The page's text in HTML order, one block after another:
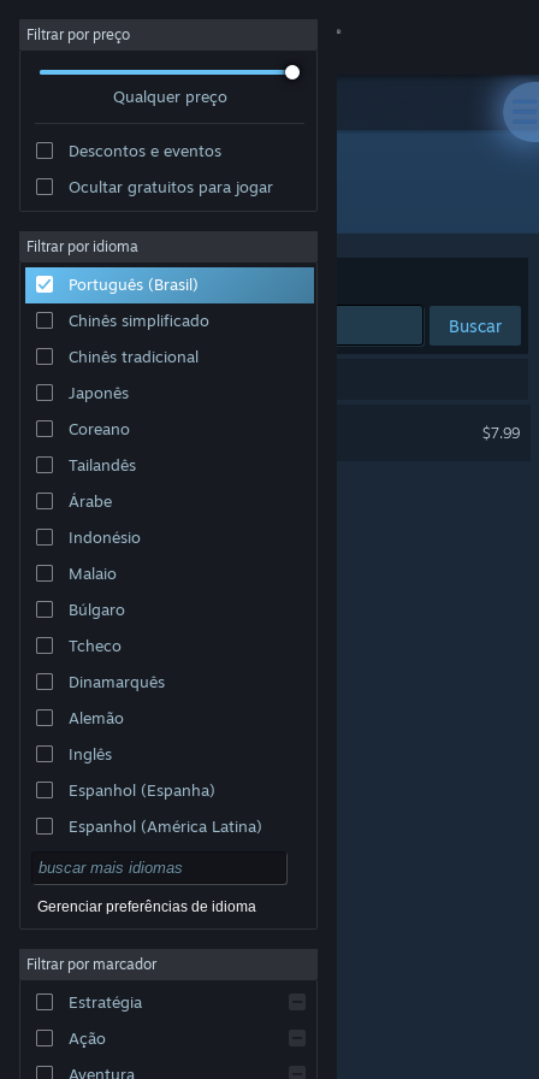
Iniciar sessão
Sobre
Suporte
Alterar idioma
Baixe o aplicativo móvel do Steam
Ver versão para computadores
© Valve Corporation. Todos os direitos reservados.
respectivos donos nos EUA e em outros países.
Acessibilidade
Reembolsos|Cookies
Filtrar por preço
Qualquer preço
Descontos e eventos
Ocultar gratuitos para jogar
Filtrar por idioma
Português (Brasil)
Chinês simplificado
Chinês tradicional
Japonês
Coreano
Tailandês
Árabe
Indonésio
Malaio
Búlgaro
Tcheco
Dinamarquês
Alemão
Inglês
Espanhol (Espanha)
Espanhol (América Latina)
Gerenciar preferências de idioma
Filtrar por marcador
Estratégia
Ação
Aventura
Desenvolvedor: Skog
Ordenar por Relevância
Buscar
$7.99